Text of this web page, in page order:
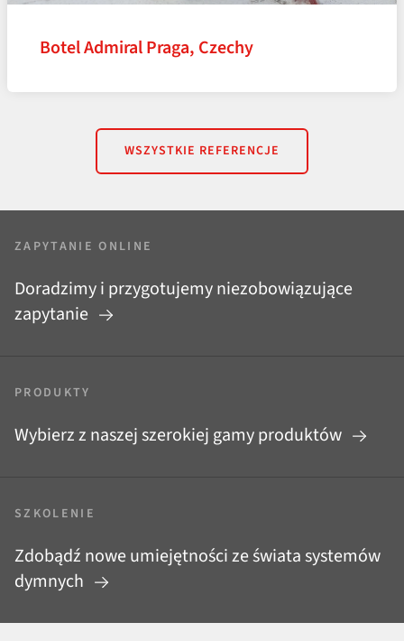
Botel Admiral Praga, Czechy
WSZYSTKIE REFERENCJE
ZAPYTANIE ONLINE
Doradzimy i przygotujemy niezobowiązujące
zapytanie
PRODUKTY
Wybierz z naszej szerokiej gamy produktów
SZKOLENIE
Zdobądź nowe umiejętności ze świata systemów
dymnych